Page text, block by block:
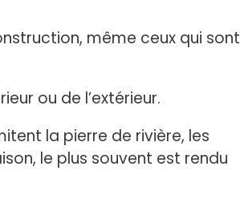
même ceux qui sont
ou de l’extérieur.
la pierre de rivière, les
le plus souvent est rendu